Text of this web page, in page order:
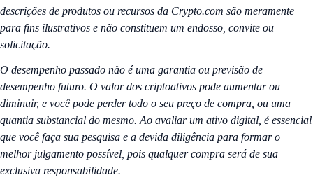
descrições de produtos ou recursos da Crypto.com são meramente
para fins ilustrativos e não constituem um endosso, convite ou
solicitação.
O desempenho passado não é uma garantia ou previsão de
desempenho futuro. O valor dos criptoativos pode aumentar ou
diminuir, e você pode perder todo o seu preço de compra, ou uma
quantia substancial do mesmo. Ao avaliar um ativo digital, é essencial
que você faça sua pesquisa e a devida diligência para formar o
melhor julgamento possível, pois qualquer compra será de sua
exclusiva responsabilidade.